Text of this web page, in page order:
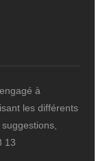
à
les différents
13